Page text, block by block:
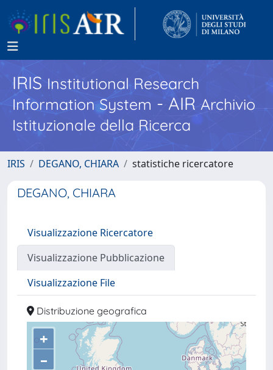
IRISInstitutional Research
Information System - AIR Archivio
Istituzionale della Ricerca
IRIS DEGANO, CHIARA statistiche ricercatore
DEGANO, CHIARA
Visualizzazione Ricercatore
Visualizzazione Pubblicazione
Visualizzazione File
Distribuzione geografica
+
–